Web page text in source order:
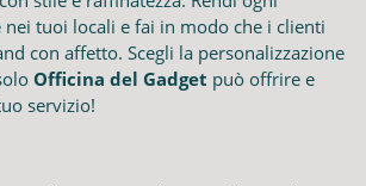
tuoi locali e fai in modo che i clienti
con affetto. Scegli la personalizzazione
Officina del Gadget può offrire e
servizio!